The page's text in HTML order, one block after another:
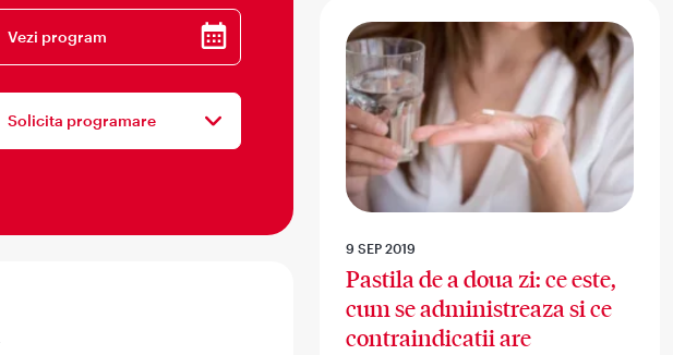
Vezi program
Solicita programare
9 SEP 2019
Pastila de a doua zi: ce este,
cum se administreaza si ce
contraindicatii are